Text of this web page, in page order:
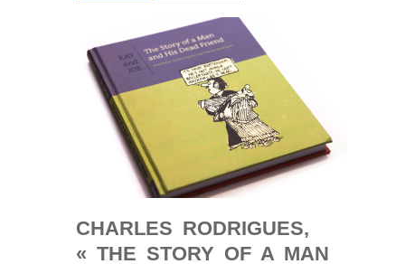
CHARLES RODRIGUES,
« THE STORY OF A MAN